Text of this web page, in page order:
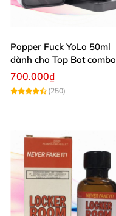
Popper Fuck YoLo 50ml
dành cho Top Bot combo
hộp thiếc 40ml + 10ml
700.000₫
(250)